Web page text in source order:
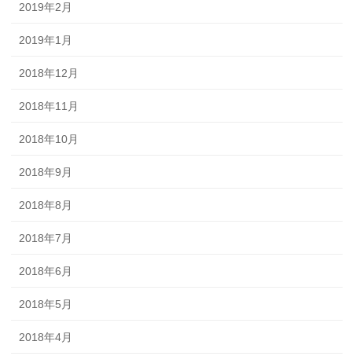
2019年2月
2019年1月
2018年12月
2018年11月
2018年10月
2018年9月
2018年8月
2018年7月
2018年6月
2018年5月
2018年4月